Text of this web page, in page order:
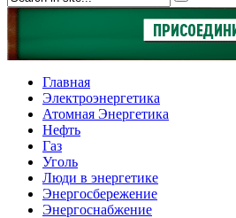
Главная
Электроэнергетика
Атомная Энергетика
Нефть
Газ
Уголь
Люди в энергетике
Энергосбережение
Энергоснабжение